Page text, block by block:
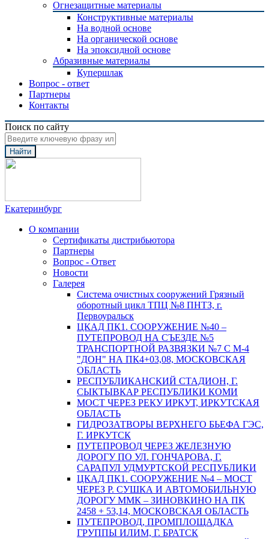
Огнезащитные материалы
Конструктивные материалы
На водной основе
На органической основе
На эпоксидной основе
Абразивные материалы
Купершлак
Вопрос - ответ
Партнеры
Контакты
Поиск по сайту
Найти
Екатеринбург
О компании
Сертификаты дистрибьютора
Партнеры
Вопрос - Ответ
Новости
Галерея
Система очистных сооружений Грязный
оборотный цикл ТПЦ №8 ПНТЗ, г.
Первоуральск
ЦКАД ПК1. СООРУЖЕНИЕ №40 –
ПУТЕПРОВОД НА СЪЕЗДЕ №5
ТРАНСПОРТНОЙ РАЗВЯЗКИ №7 С М-4
"ДОН" НА ПК4+03,08, МОСКОВСКАЯ
ОБЛАСТЬ
РЕСПУБЛИКАНСКИЙ СТАДИОН, Г.
СЫКТЫВКАР РЕСПУБЛИКИ КОМИ
МОСТ ЧЕРЕЗ РЕКУ ИРКУТ, ИРКУТСКАЯ
ОБЛАСТЬ
ГИДРОЗАТВОРЫ ВЕРХНЕГО БЬЕФА ГЭС,
Г. ИРКУТСК
ПУТЕПРОВОД ЧЕРЕЗ ЖЕЛЕЗНУЮ
ДОРОГУ ПО УЛ. ГОНЧАРОВА, Г.
САРАПУЛ УДМУРТСКОЙ РЕСПУБЛИКИ
ЦКАД ПК1. СООРУЖЕНИЕ №4 – МОСТ
ЧЕРЕЗ Р. СУШКА И АВТОМОБИЛЬНУЮ
ДОРОГУ ММК – ЗИНОВКИНО НА ПК
2458 + 53,14, МОСКОВСКАЯ ОБЛАСТЬ
ПУТЕПРОВОД, ПРОМПЛОЩАДКА
ГРУППЫ ИЛИМ, Г. БРАТСК